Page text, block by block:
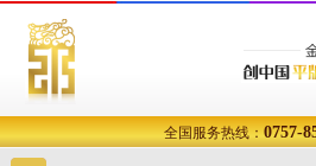
全国服务热线：0757-